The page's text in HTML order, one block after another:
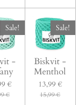
Sale!
-
€
€
Sale!
Biskvit -
Menthol
13,99 €
15,99 €